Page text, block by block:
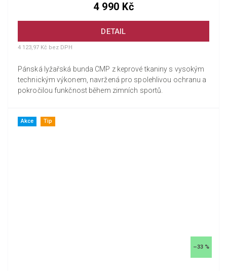
DETAIL
4 123,97 Kč bez DPH
4 990 Kč
Pánská lyžařská bunda CMP z keprové tkaniny s vysokým
technickým výkonem, navržená pro spolehlivou ochranu a
pokročilou funkčnost během zimních sportů.
Akce Tip
–33 %